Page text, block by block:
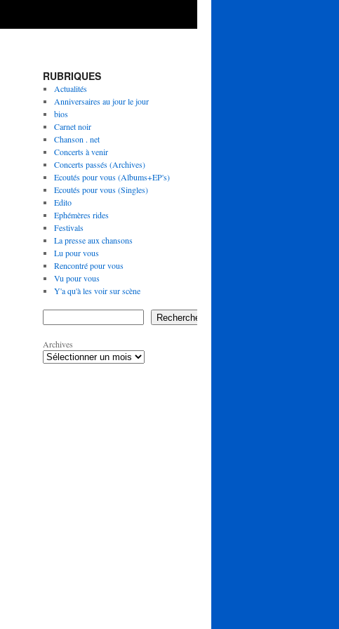
RUBRIQUES
Actualités
Anniversaires au jour le jour
bios
Carnet noir
Chanson . net
Concerts à venir
Concerts passés (Archives)
Ecoutés pour vous (Albums+EP's)
Ecoutés pour vous (Singles)
Edito
Ephémères rides
Festivals
La presse aux chansons
Lu pour vous
Rencontré pour vous
Vu pour vous
Y'a qu'à les voir sur scène
Rechercher
Archives